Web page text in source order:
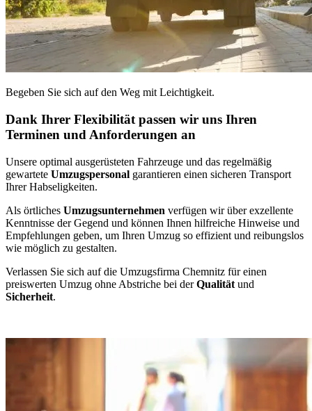
Begeben Sie sich auf den Weg mit Leichtigkeit.
Dank Ihrer Flexibilität passen wir uns Ihren
Terminen und Anforderungen an
Unsere optimal ausgerüsteten Fahrzeuge und das regelmäßig
gewartete Umzugspersonal garantieren einen sicheren Transport
Ihrer Habseligkeiten.
Als örtliches Umzugsunternehmen verfügen wir über exzellente
Kenntnisse der Gegend und können Ihnen hilfreiche Hinweise und
Empfehlungen geben, um Ihren Umzug so effizient und reibungslos
wie möglich zu gestalten.
Verlassen Sie sich auf die Umzugsfirma Chemnitz für einen
preiswerten Umzug ohne Abstriche bei derQualität und
Sicherheit.